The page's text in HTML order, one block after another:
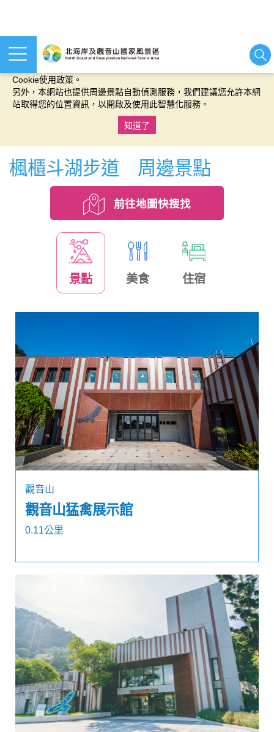
本網站使用cookies等相關技術以持續優化網站服務，並有助於為
Cookie使用政策。
另外，本網站也提供周邊景點自動偵測服務，我們建議您允許本網
站取得您的位置資訊，以開啟及使用此智慧化服務。
知道了
楓櫃斗湖步道 周邊景點
前往地圖快搜找
景點 美食 住宿
觀音山
觀音山猛禽展示館
0.11公里